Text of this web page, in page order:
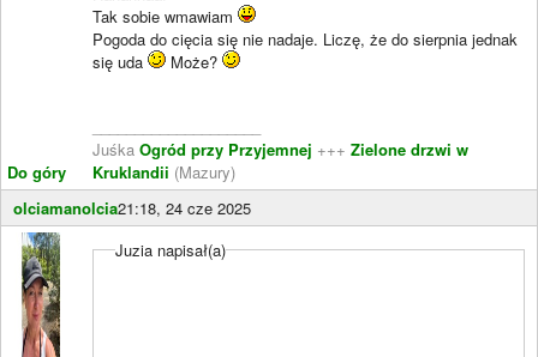
Do góry
Tak sobie wmawiam
Pogoda do cięcia się nie nadaje. Liczę, że do sierpnia jednak
się uda
Może?
Juśka Ogród przy Przyjemnej +++ Zielone drzwi w
Kruklandii (Mazury)
olciamanolcia21:18, 24 cze 2025
Juzia napisał(a)